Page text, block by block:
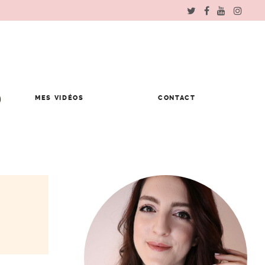
MES VIDÉOS CONTACT